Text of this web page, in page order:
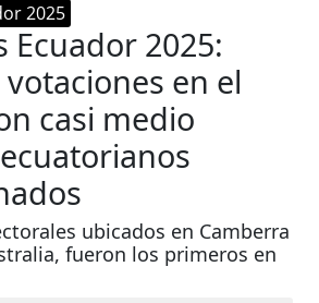
2025
Ecuador 2025:
en el
casi medio
ubicados en Camberra
fueron los primeros en